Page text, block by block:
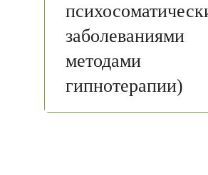
заболеваниями
методами
гипнотерапии)